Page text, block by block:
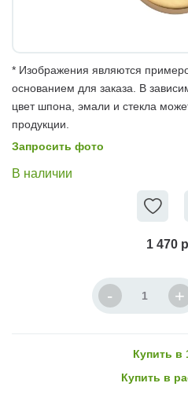
* Изображения являются
основанием для заказа. В
цвет шпона, эмали и стекла
продукции.
Запросить фото
В наличии
1 470
Купить в
Купить в